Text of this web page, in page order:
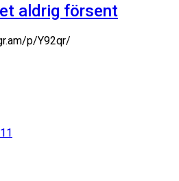
aldrig försent
p/Y92qr/